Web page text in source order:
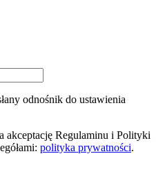
odnośnik do ustawienia
akceptację Regulaminu i Polityki
polityka prywatności.